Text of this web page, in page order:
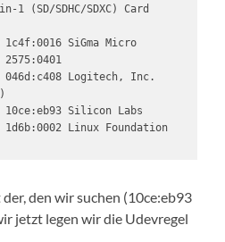
1 (SD/SDHC/SDXC) Card
SiGma Micro
2575:0401
046d:c408 Logitech, Inc.
10ce:eb93 Silicon Labs
Linux Foundation
den wir suchen (10ce:eb93
jetzt legen wir die Udevregel